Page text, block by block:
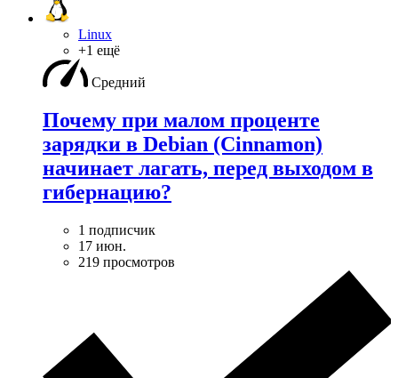
Linux
+1 ещё
Средний
Почему при малом проценте
зарядки в Debian (Cinnamon)
начинает лагать, перед выходом в
гибернацию?
1 подписчик
17 июн.
219 просмотров